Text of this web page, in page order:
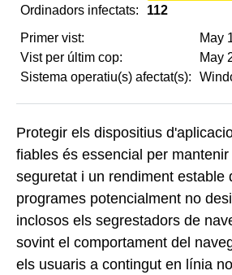
Ordinadors infectats:
112
Primer vist:
May
Vist per últim cop:
May
Sistema operatiu(s) afectat(s):
Protegir els dispositius
fiables és essencial per
seguretat i un rendiment estable
programes potencialment no
inclosos els segrestadors de
sovint el comportament del
els usuaris a contingut en línia